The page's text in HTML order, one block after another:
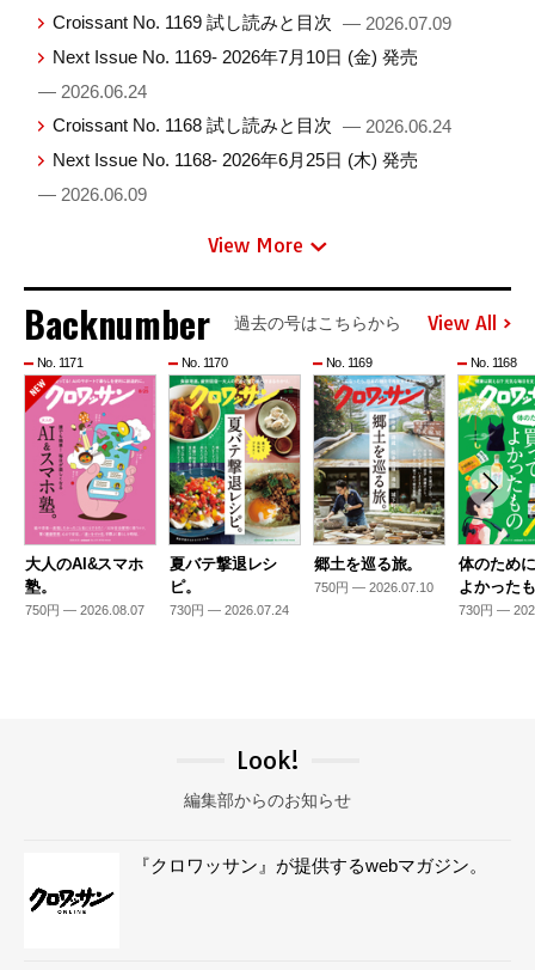
Croissant No. 1169 試し読みと目次 — 2026.07.09
Next Issue No. 1169- 2026年7月10日 (金) 発売
— 2026.06.24
Croissant No. 1168 試し読みと目次 — 2026.06.24
Next Issue No. 1168- 2026年6月25日 (木) 発売
— 2026.06.09
View More
Backnumber 過去の号はこちらから View All
No. 1171
大人のAI&スマホ
塾。
750円 — 2026.08.07
No. 1170
夏バテ撃退レシ
ピ。
730円 — 2026.07.24
No. 1169
郷土を巡る旅。
750円 — 2026.07.10
No. 1168
体のため
よかった
730円 —
Look!
編集部からのお知らせ
『クロワッサン』が提供するwebマガジン。